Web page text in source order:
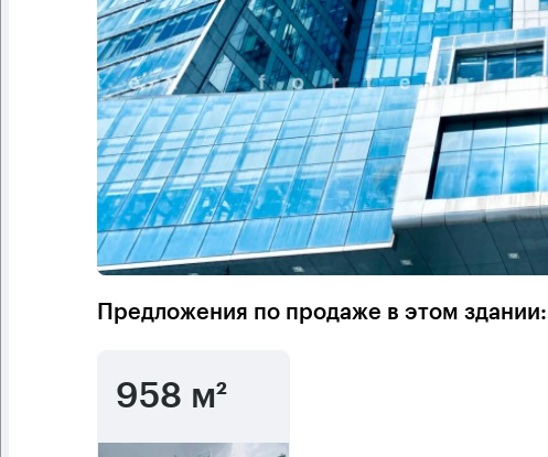
Предложения по продаже в этом здании:
958 м²